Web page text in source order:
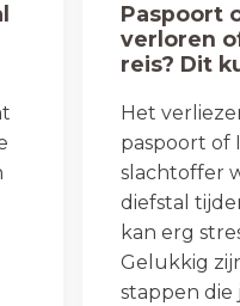
Paspoort
verloren
reis?
Het
paspoort of
slachtoffer
diefstal
kan erg
Gelukkig
stappen